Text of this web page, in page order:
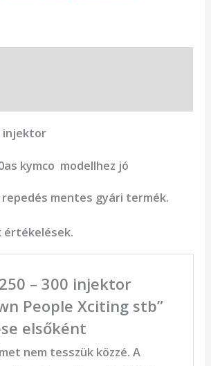
injektor
kymco modellhez jó
mentes gyári termék.
értékelések.
– 300 injektor
People Xciting stb”
elsőként
nem tesszük közzé. A